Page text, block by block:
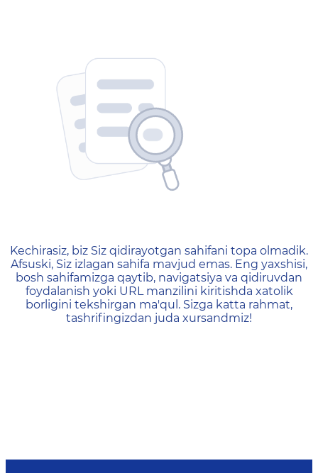
404 — Страница не
Kechirasiz, biz Siz qidirayotgan sahifani topa olmadik.
Afsuski, Siz izlagan sahifa mavjud emas. Eng yaxshisi,
bosh sahifamizga qaytib, navigatsiya va qidiruvdan
foydalanish yoki URL manzilini kiritishda xatolik
borligini tekshirgan ma'qul. Sizga katta rahmat,
tashrifingizdan juda xursandmiz!